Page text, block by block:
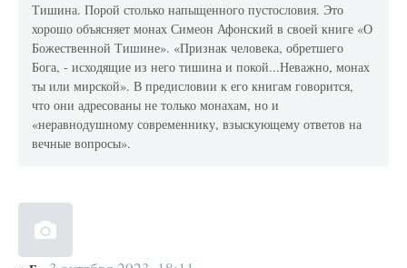
Тишина. Порой столько напыщенного пустословия. Это
хорошо объясняет монах Симеон Афонский в своей книге «О
Божественной Тишине». «Признак человека, обретшего
Бога, - исходящие из него тишина и покой...Неважно, монах
ты или мирской». В предисловии к его книгам говорится,
что они адресованы не только монахам, но и
«неравнодушному современнику, взыскующему ответов на
вечные вопросы».